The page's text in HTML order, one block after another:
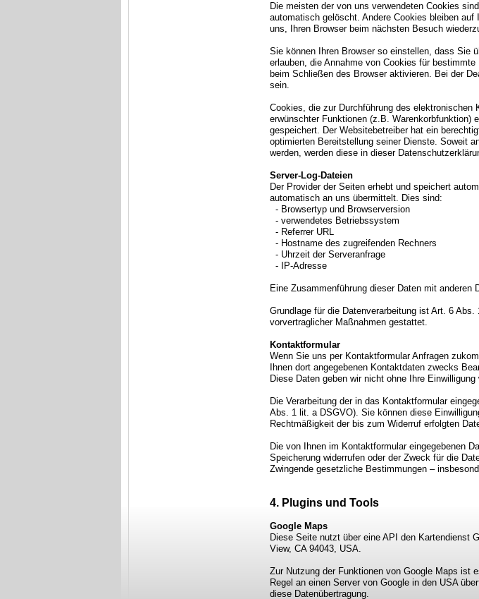
Die meisten der von uns verwendeten Cookies
automatisch gelöscht. Andere Cookies bleiben
uns, Ihren Browser beim nächsten Besuch
Sie können Ihren Browser so einstellen, dass Sie
erlauben, die Annahme von Cookies für
beim Schließen des Browser aktivieren. Bei der
sein.
Cookies, die zur Durchführung des
erwünschter Funktionen (z.B. Warenkorbfunktion)
gespeichert. Der Websitebetreiber hat ein
optimierten Bereitstellung seiner Dienste. Soweit
werden, werden diese in dieser
Server-Log-Dateien
Der Provider der Seiten erhebt und speichert
automatisch an uns übermittelt. Dies sind:
- Browsertyp und Browserversion
- verwendetes Betriebssystem
- Referrer URL
- Hostname des zugreifenden Rechners
- Uhrzeit der Serveranfrage
- IP-Adresse
Eine Zusammenführung dieser Daten mit anderen
Grundlage für die Datenverarbeitung ist Art. 6
vorvertraglicher Maßnahmen gestattet.
Kontaktformular
Wenn Sie uns per Kontaktformular Anfragen
Ihnen dort angegebenen Kontaktdaten zwecks
Diese Daten geben wir nicht ohne Ihre Einwilligung
Die Verarbeitung der in das Kontaktformular
Abs. 1 lit. a DSGVO). Sie können diese
Rechtmäßigkeit der bis zum Widerruf erfolgten
Die von Ihnen im Kontaktformular eingegebenen
Speicherung widerrufen oder der Zweck für die
Zwingende gesetzliche Bestimmungen –
4. Plugins und Tools
Google Maps
Diese Seite nutzt über eine API den Kartendienst
View, CA 94043, USA.
Zur Nutzung der Funktionen von Google Maps ist
Regel an einen Server von Google in den USA
diese Datenübertragung.